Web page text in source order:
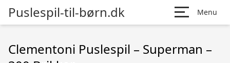
Puslespil-til-børn.dk Menu
Clementoni Puslespil – Superman –